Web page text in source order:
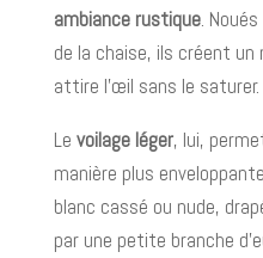
ambiance rustique.
de la chaise, ils créent
attire l’œil sans le
Le voilage léger, lui,
manière plus
blanc cassé ou nude,
par une petite branche